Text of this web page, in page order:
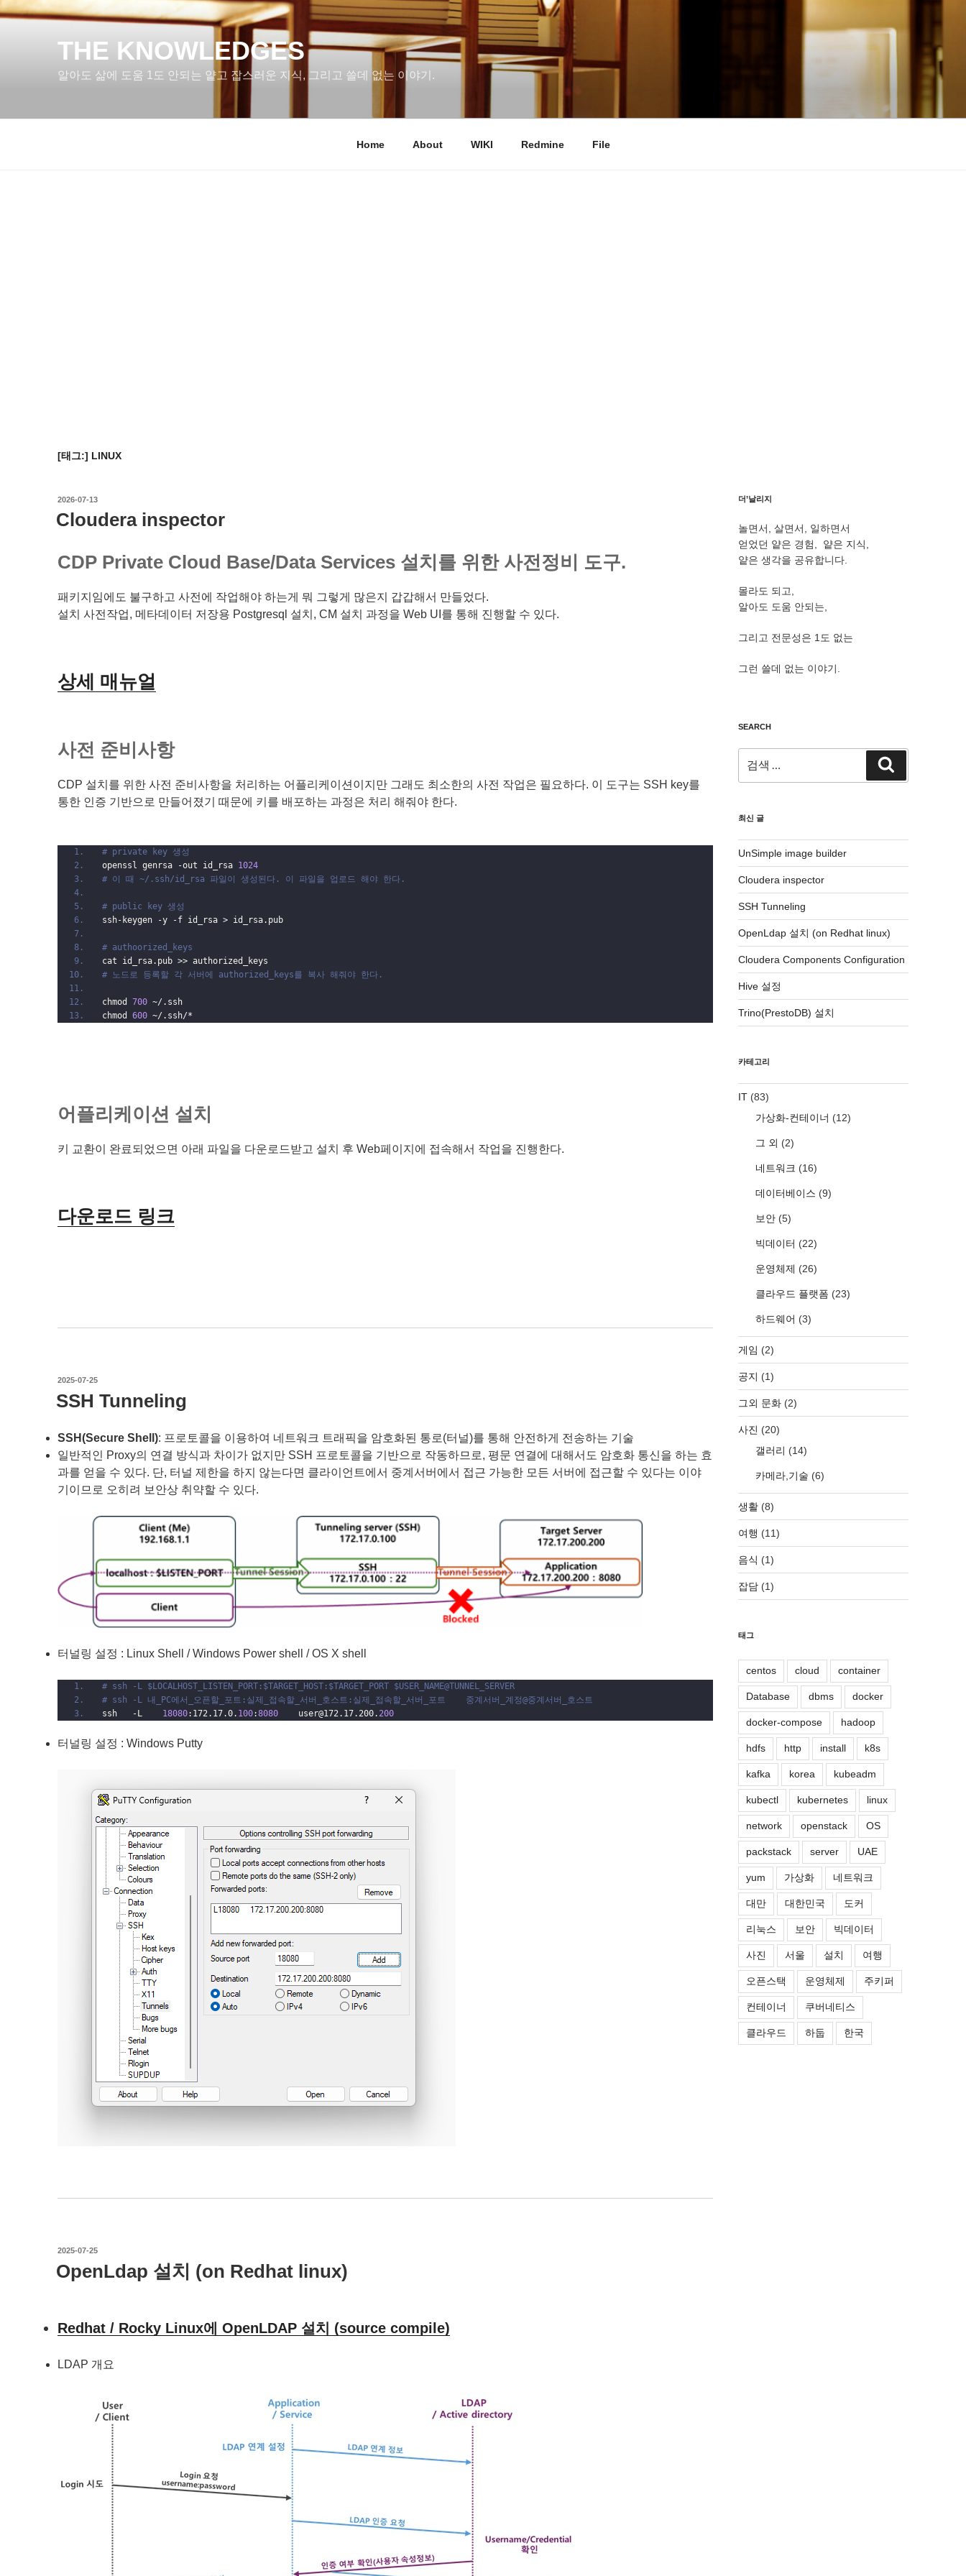
콘
THE KNOWLEDGES
알아도 삶에 도움 1도 안되는 얕고 잡스러운 지식, 그리고 쓸데 없는 이야기.
Home About WIKI Redmine File
[태그:] LINUX
작
일
2026-07-13
Cloudera inspector
CDP Private Cloud Base/Data Services 설치를 위한 사전정비 도구.
패키지임에도 불구하고 사전에 작업해야 하는게 뭐 그렇게 많은지 갑갑해서 만들었다.
설치 사전작업, 메타데이터 저장용 Postgresql 설치, CM 설치 과정을 Web UI를 통해 진행할 수 있다.
상세 매뉴얼
사전 준비사항
CDP 설치를 위한 사전 준비사항을 처리하는 어플리케이션이지만 그래도 최소한의 사전 작업은 필요하다. 이 도구는 SSH key를
통한 인증 기반으로 만들어졌기 때문에 키를 배포하는 과정은 처리 해줘야 한다.
# private key 생성
openssl genrsa -out id_rsa 1024
# 이 때 ~/.ssh/id_rsa 파일이 생성된다. 이 파일을 업로드 해야 한다.
# public key 생성
ssh-keygen -y -f id_rsa > id_rsa.pub
# authoorized_keys
cat id_rsa.pub >> authorized_keys
# 노드로 등록할 각 서버에 authorized_keys를 복사 해줘야 한다.
chmod 700 ~/.ssh
chmod 600 ~/.ssh/*
어플리케이션 설치
키 교환이 완료되었으면 아래 파일을 다운로드받고 설치 후 Web페이지에 접속해서 작업을 진행한다.
다운로드 링크
작
일
2025-07-25
SSH Tunneling
SSH(Secure Shell): 프로토콜을 이용하여 네트워크 트래픽을 암호화된 통로(터널)를 통해 안전하게 전송하는 기술
일반적인 Proxy의 연결 방식과 차이가 없지만 SSH 프로토콜을 기반으로 작동하므로, 평문 연결에 대해서도 암호화 통신을 하는 효
과를 얻을 수 있다. 단, 터널 제한을 하지 않는다면 클라이언트에서 중계서버에서 접근 가능한 모든 서버에 접근할 수 있다는 이야
기이므로 오히려 보안상 취약할 수 있다.
터널링 설정 : Linux Shell / Windows Power shell / OS X shell
# ssh -L $LOCALHOST_LISTEN_PORT:$TARGET_HOST:$TARGET_PORT $USER_NAME@TUNNEL_SERVER
# ssh -L 내_PC에서_오픈할_포트:실제_접속할_서버_호스트:실제_접속할_서버_포트    중계서버_계정@중계서버_호스트
ssh   -L 18080:172.17.0. 100:8080
    user@172.17.200.
200
터널링 설정 : Windows Putty
작
일
2025-07-25
OpenLdap 설치 (on Redhat linux)
Redhat / Rocky Linux에 OpenLDAP 설치 (source compile)
LDAP 개요
더’날리지
놀면서, 살면서, 일하면서
얻었던 얕은 경험, 얕은 지식,
얕은 생각을 공유합니다.
몰라도 되고,
알아도 도움 안되는,
그리고 전문성은 1도 없는
그런 쓸데 없는 이야기.
SEARCH
색:
색
최신 글
UnSimple image builder
Cloudera inspector
SSH Tunneling
OpenLdap 설치 (on Redhat linux)
Cloudera Components Configuration
Hive 설정
Trino(PrestoDB) 설치
카테고리
IT (83)
가상화-컨테이너 (12)
그 외 (2)
네트워크 (16)
데이터베이스 (9)
보안 (5)
빅데이터 (22)
운영체제 (26)
클라우드 플랫폼 (23)
하드웨어 (3)
게임 (2)
공지 (1)
그외 문화 (2)
사진 (20)
갤러리 (14)
카메라,기술 (6)
생활 (8)
여행 (11)
음식 (1)
잡담 (1)
태그
centos cloud container
Database dbms docker
docker-compose hadoop
hdfs http install k8s
kafka korea kubeadm
kubectl kubernetes linux
network openstack OS
packstack server UAE
yum 가상화 네트워크
대만 대한민국 도커
리눅스 보안 빅데이터
사진 서울 설치 여행
오픈스택 운영체제 주키퍼
컨테이너 쿠버네티스
클라우드 하둡 한국